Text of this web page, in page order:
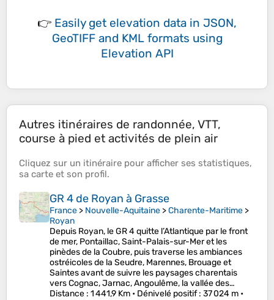
👉 Easily get elevation data in JSON,
GeoTIFF and KML formats using
Elevation API
Autres itinéraires de randonnée, VTT,
course à pied et activités de plein air
Cliquez sur un itinéraire pour afficher ses statistiques,
sa carte et son profil.
GR 4 de Royan à Grasse
France > Nouvelle-Aquitaine >Charente-Maritime >
Royan
Depuis Royan, le GR 4 quitte l’Atlantique par le front
de mer, Pontaillac, Saint-Palais-sur-Mer et les
pinèdes de la Coubre, puis traverse les ambiances
ostréicoles de la Seudre, Marennes, Brouage et
Saintes avant de suivre les paysages charentais
vers Cognac, Jarnac, Angoulême, la vallée des…
Distance : 1 441,9 Km • Dénivelé positif: 37 024 m •